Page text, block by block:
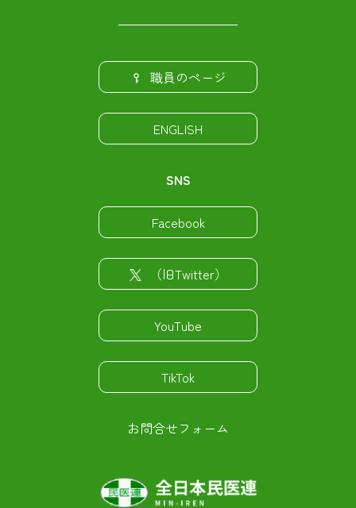
職員のページ
ENGLISH
SNS
Facebook
（旧Twitter）
YouTube
TikTok
お問合せフォーム